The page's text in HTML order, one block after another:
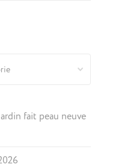
fait peau neuve